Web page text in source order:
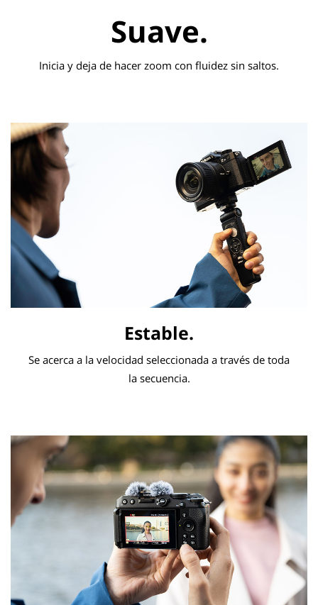
Suave.
Inicia y deja de hacer zoom con fluidez sin saltos.
Estable.
Se acerca a la velocidad seleccionada a través de toda
la secuencia.